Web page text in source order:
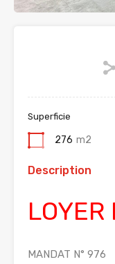
Superficie
276 m2
Description
LOYER
MANDAT N° 976